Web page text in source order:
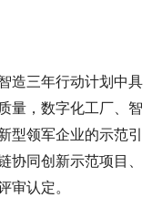
造三年行动计划中具
量，数字化工厂、智
型领军企业的示范引
协同创新示范项目、
审认定。